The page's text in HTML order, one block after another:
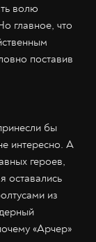
волю
главное, что
поставив
бы
интересно. А
героев,
оставались
из
«Арчер»